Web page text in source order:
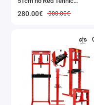
280.00€ 300.00€